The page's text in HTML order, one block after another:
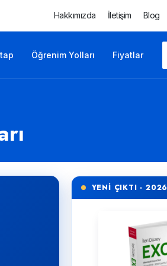
Hakkımızda İletişim Blog
Öğrenim Yolları Fiyatlar
YENİ ÇIKTI · 2026